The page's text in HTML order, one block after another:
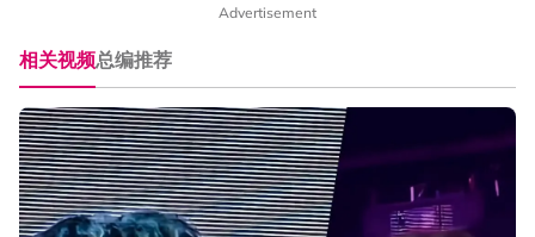
Advertisement
相关视频总编推荐